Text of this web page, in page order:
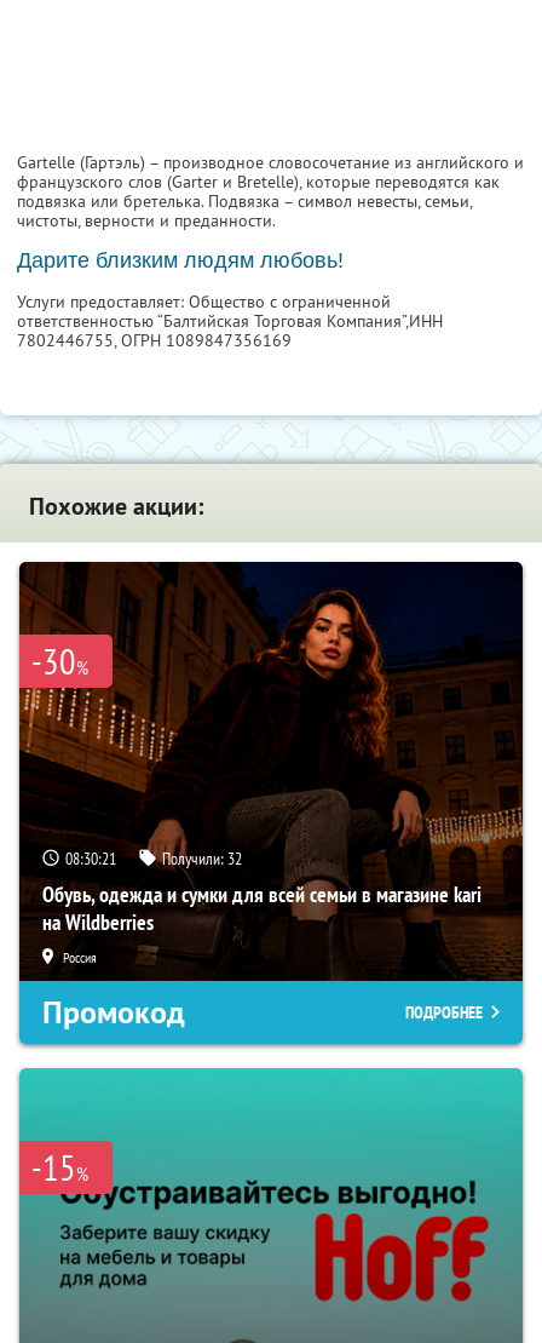
Gartelle (Гартэль) – производное словосочетание из английского и
французского слов (Garter и Bretelle), которые переводятся как
подвязка или бретелька. Подвязка – символ невесты, семьи,
чистоты, верности и преданности.
Дарите близким людям любовь!
Услуги предоставляет: Общество с ограниченной
ответственностью “Балтийская Торговая Компания”,ИНН
7802446755, ОГРН 1089847356169
Похожие акции:
-30%
08:30:20 Получили: 32
Обувь, одежда и сумки для всей семьи в магазине kari
на Wildberries
Россия
Промокод ПОДРОБНЕЕ
-15%